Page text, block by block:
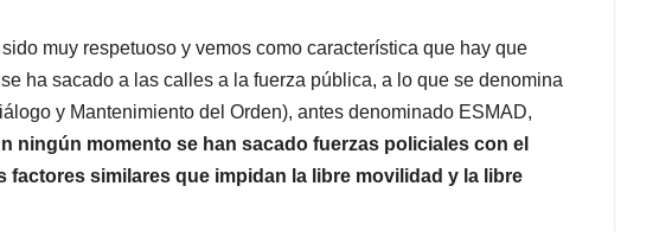
muy respetuoso y vemos como característica que hay que
ha sacado a las calles a la fuerza pública, a lo que se denomina
y Mantenimiento del Orden), antes denominado ESMAD,
ningún momento se han sacado fuerzas policiales con el
similares que impidan la libre movilidad y la libre